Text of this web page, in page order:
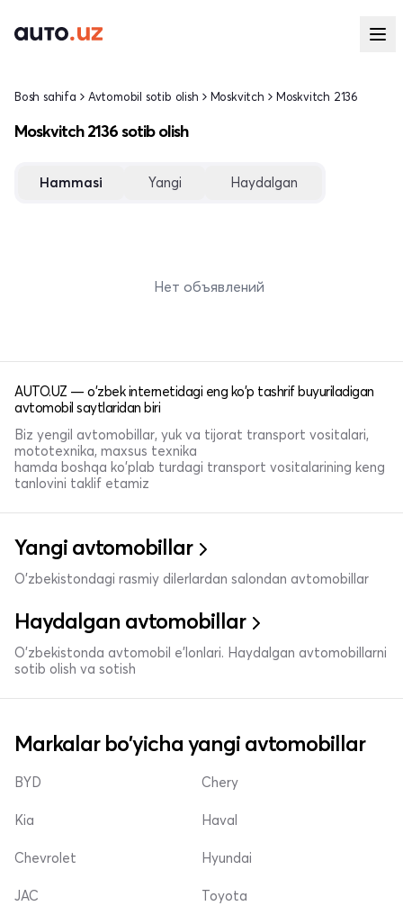
Bosh sahifa Avtomobil sotib olish Moskvitch Moskvitch 2136
Moskvitch 2136 sotib olish
Hammasi Yangi Haydalgan
Нет объявлений
AUTO.UZ — o'zbek internetidagi eng ko'p tashrif buyuriladigan
avtomobil saytlaridan biri
Biz yengil avtomobillar, yuk va tijorat transport vositalari,
mototexnika, maxsus texnika
hamda boshqa ko'plab turdagi transport vositalarining keng
tanlovini taklif etamiz
Yangi avtomobillar
O'zbekistondagi rasmiy dilerlardan salondan avtomobillar
Haydalgan avtomobillar
O'zbekistonda avtomobil e’lonlari. Haydalgan avtomobillarni
sotib olish va sotish
Markalar bo'yicha yangi avtomobillar
BYD
Kia
Chevrolet
Chery
Haval
Hyundai
JAC Toyota